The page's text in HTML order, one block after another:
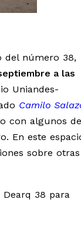
del número 38,
a las
Uniandes-
Camilo
con algunos de
En este
sobre otras
Dearq 38 para